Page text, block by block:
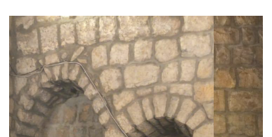
P
r
e
v
i
o
u
s
N
e
x
t